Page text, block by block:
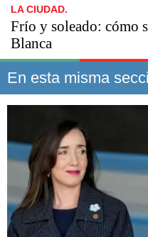
LA CIUDAD.
Frío y soleado: cómo
Blanca
En esta misma